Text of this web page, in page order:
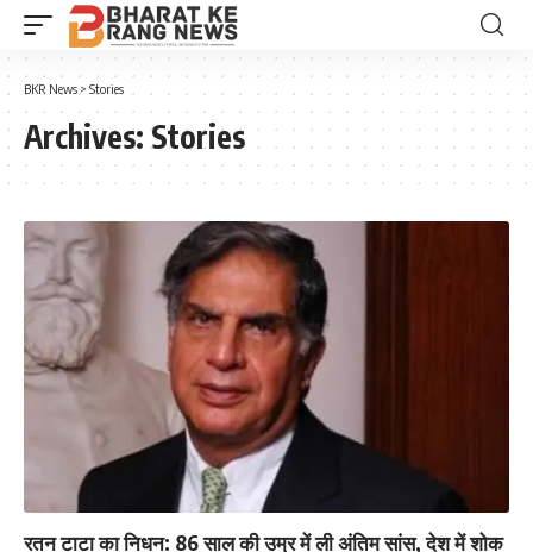
BKR News > Stories
Archives:Stories
रतन टाटा का निधन: 86 साल की उम्र में ली अंतिम सांस, देश में शोक